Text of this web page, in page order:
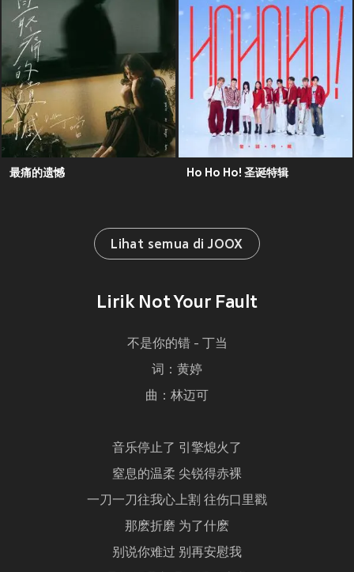
最痛的遗憾 Ho Ho Ho! 圣诞特辑
Lihat semua di JOOX
Lirik Not Your Fault
不是你的错 - 丁当
词：黄婷
曲：林迈可
音乐停止了 引擎熄火了
窒息的温柔 尖锐得赤裸
一刀一刀往我心上割 往伤口里戳
那麽折磨 为了什麽
别说你难过 别再安慰我